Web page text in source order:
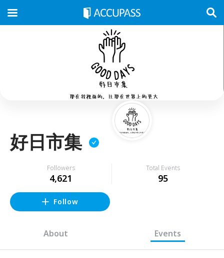
好日市集
Followers
4,621
Total Events
95
Follow
About Events